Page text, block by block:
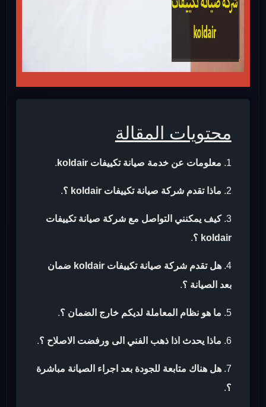
محتويات المقالة
معلومات عن خدمة صيانة تكييفات koldair .
ماذا تقدم شركة صيانة تكييفات koldair ؟ .
كيف يمكنني التواصل مع شركة صيانة تكييفات
koldair ؟
.
هل تقدم شركة صيانة تكييفات koldair ضمان
بعد الصيانة ؟.
ما هو نظام المعاملة لديكم خارج الضمان ؟.
ماذا يحدث اذا ذهب الفني الى ورفضت الاصلاح ؟.
هل هناك متابعة للجودة بعد اجراء الصيانة مباشرة
؟.